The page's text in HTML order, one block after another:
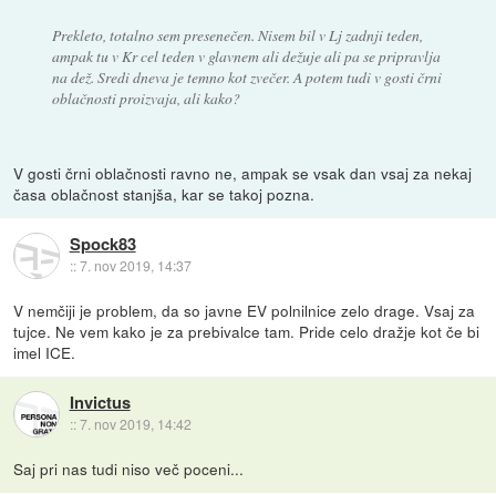
Prekleto, totalno sem presenečen. Nisem bil v Lj zadnji teden,
ampak tu v Kr cel teden v glavnem ali dežuje ali pa se pripravlja
na dež. Sredi dneva je temno kot zvečer. A potem tudi v gosti črni
oblačnosti proizvaja, ali kako?
V gosti črni oblačnosti ravno ne, ampak se vsak dan vsaj za nekaj
časa oblačnost stanjša, kar se takoj pozna.
Spock83
::7. nov 2019, 14:37
V nemčiji je problem, da so javne EV polnilnice zelo drage. Vsaj za
tujce. Ne vem kako je za prebivalce tam. Pride celo dražje kot če bi
imel ICE.
Invictus
::7. nov 2019, 14:42
Saj pri nas tudi niso več poceni...